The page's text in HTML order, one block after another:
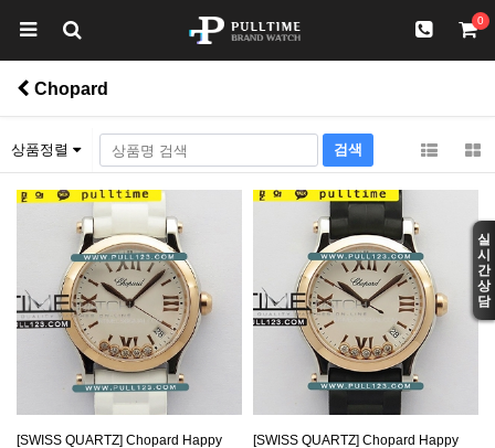
실
시
간
상
담
0
Chopard
상품정렬
[SWISS QUARTZ] Chopard Happy
[SWISS QUARTZ] Chopard Happy